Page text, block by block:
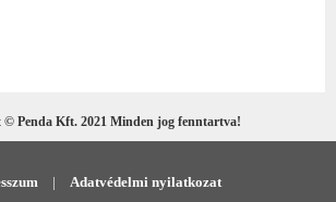
Penda Kft. 2021 Minden jog fenntartva!
| Adatvédelmi nyilatkozat